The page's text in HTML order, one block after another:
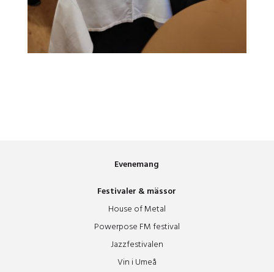
Evenemang
Festivaler & mässor
House of Metal
Powerpose FM festival
Jazzfestivalen
Vin i Umeå